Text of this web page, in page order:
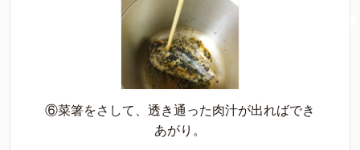
⑥菜箸をさして、透き通った肉汁が出ればでき
あがり。